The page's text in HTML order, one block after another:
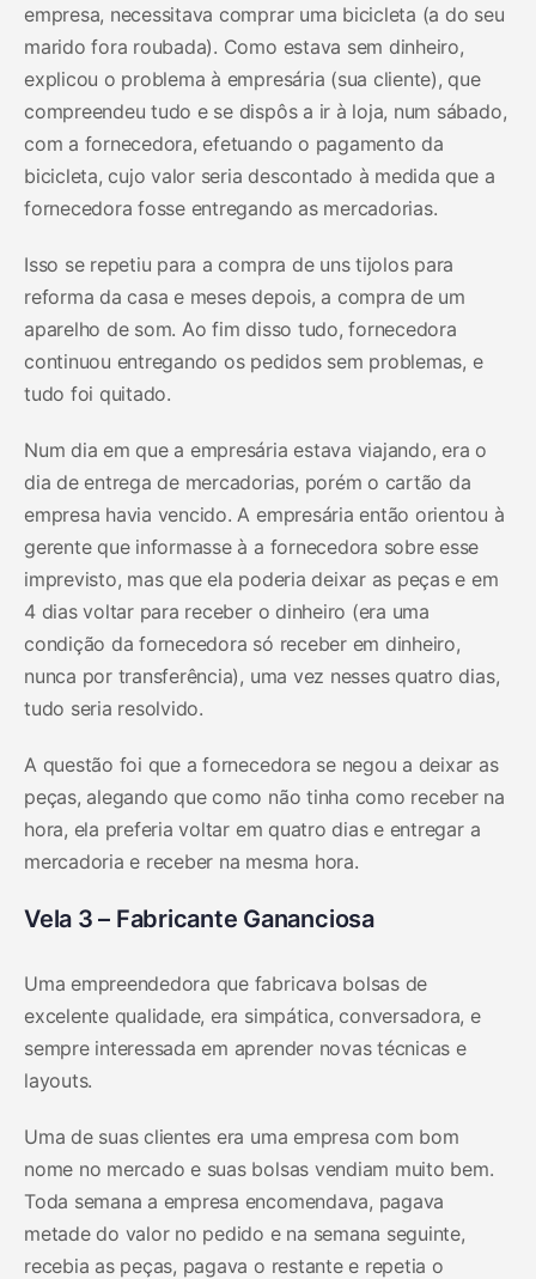
empresa, necessitava comprar uma bicicleta (a do seu
marido fora roubada). Como estava sem dinheiro,
explicou o problema à empresária (sua cliente), que
compreendeu tudo e se dispôs a ir à loja, num sábado,
com a fornecedora, efetuando o pagamento da
bicicleta, cujo valor seria descontado à medida que a
fornecedora fosse entregando as mercadorias.
Isso se repetiu para a compra de uns tijolos para
reforma da casa e meses depois, a compra de um
aparelho de som. Ao fim disso tudo, fornecedora
continuou entregando os pedidos sem problemas, e
tudo foi quitado.
Num dia em que a empresária estava viajando, era o
dia de entrega de mercadorias, porém o cartão da
empresa havia vencido. A empresária então orientou à
gerente que informasse à a fornecedora sobre esse
imprevisto, mas que ela poderia deixar as peças e em
4 dias voltar para receber o dinheiro (era uma
condição da fornecedora só receber em dinheiro,
nunca por transferência), uma vez nesses quatro dias,
tudo seria resolvido.
A questão foi que a fornecedora se negou a deixar as
peças, alegando que como não tinha como receber na
hora, ela preferia voltar em quatro dias e entregar a
mercadoria e receber na mesma hora.
Vela 3 – Fabricante Gananciosa
Uma empreendedora que fabricava bolsas de
excelente qualidade, era simpática, conversadora, e
sempre interessada em aprender novas técnicas e
layouts.
Uma de suas clientes era uma empresa com bom
nome no mercado e suas bolsas vendiam muito bem.
Toda semana a empresa encomendava, pagava
metade do valor no pedido e na semana seguinte,
recebia as peças, pagava o restante e repetia o